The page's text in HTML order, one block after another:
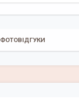
ФОТОВІДГУКИ